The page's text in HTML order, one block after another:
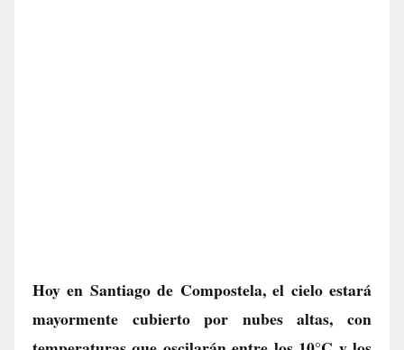
Hoy en Santiago de Compostela, el cielo estará
mayormente cubierto por nubes altas, con